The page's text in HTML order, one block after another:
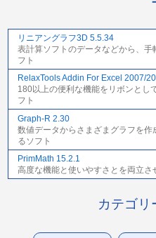
リニアングラフ3D 5.5.34
表計算ソフトのデータなどから、
フト
RelaxTools Addin For Excel 2007/
180以上の便利な機能をリボンとし
フト
Graph-R 2.30
数値データからさまざまグラフを
るソフト
PrimMath 15.2.1
高度な機能と使いやすさとを両立さ
カテゴリ